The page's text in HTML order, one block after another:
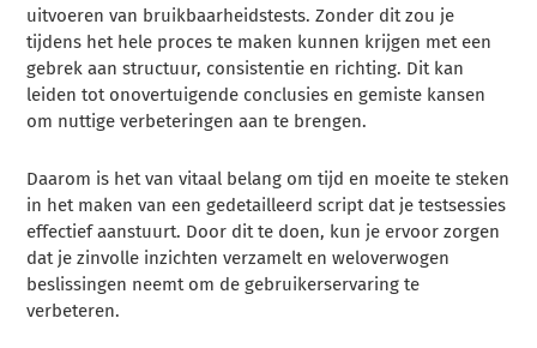
uitvoeren van bruikbaarheidstests. Zonder dit zou je
tijdens het hele proces te maken kunnen krijgen met een
gebrek aan structuur, consistentie en richting. Dit kan
leiden tot onovertuigende conclusies en gemiste kansen
om nuttige verbeteringen aan te brengen.
Daarom is het van vitaal belang om tijd en moeite te steken
in het maken van een gedetailleerd script dat je testsessies
effectief aanstuurt. Door dit te doen, kun je ervoor zorgen
dat je zinvolle inzichten verzamelt en weloverwogen
beslissingen neemt om de gebruikerservaring te
verbeteren.